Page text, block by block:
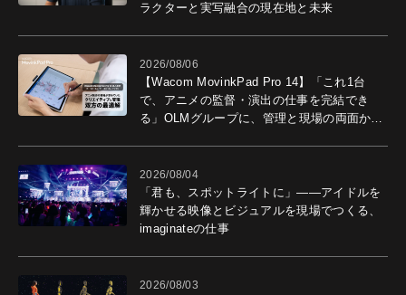
ラクターと実写融合の現在地と未来
2026/08/06
【Wacom MovinkPad Pro 14】「これ1台
で、アニメの監督・演出の仕事を完結でき
る」OLMグループに、管理と現場の両面から
2026/08/04
「君も、スポットライトに」――アイドルを
輝かせる映像とビジュアルを現場でつくる、
imaginateの仕事
2026/08/03